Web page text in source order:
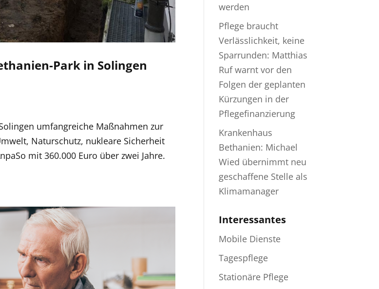
Park in Solingen
umfangreiche Maßnahmen zur
Naturschutz, nukleare Sicherheit
mit 360.000 Euro über zwei Jahre.
werden
Pflege braucht
Verlässlichkeit, keine
Sparrunden: Matthias
Ruf warnt vor den
Folgen der geplanten
Kürzungen in der
Pflegefinanzierung
Krankenhaus
Bethanien: Michael
Wied übernimmt neu
geschaffene Stelle als
Klimamanager
Interessantes
Mobile Dienste
Tagespflege
Stationäre Pflege